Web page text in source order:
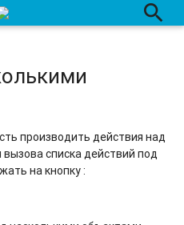
search
производить действия над
списка действий под
на кнопку: